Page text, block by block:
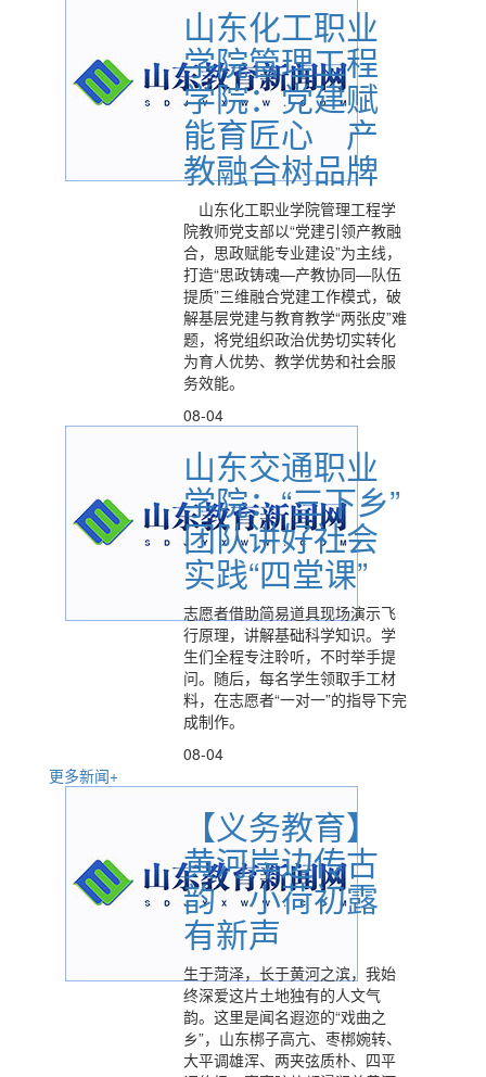
山东化工职业
学院管理工程
学院：党建赋
能育匠心 产
教融合树品牌
山东化工职业学院管理工程学
院教师党支部以“党建引领产教融
合，思政赋能专业建设”为主线，
打造“思政铸魂—产教协同—队伍
提质”三维融合党建工作模式，破
解基层党建与教育教学“两张皮”难
题，将党组织政治优势切实转化
为育人优势、教学优势和社会服
务效能。
08-04
山东交通职业
学院：“三下乡”
团队讲好社会
实践“四堂课”
志愿者借助简易道具现场演示飞
行原理，讲解基础科学知识。学
生们全程专注聆听，不时举手提
问。随后，每名学生领取手工材
料，在志愿者“一对一”的指导下完
成制作。
08-04
更多新闻+
【义务教育】
黄河岸边传古
韵 小荷初露
有新声
生于菏泽，长于黄河之滨，我始
终深爱这片土地独有的人文气
韵。这里是闻名遐迩的“戏曲之
乡”，山东梆子高亢、枣梆婉转、
大平调雄浑、两夹弦质朴、四平